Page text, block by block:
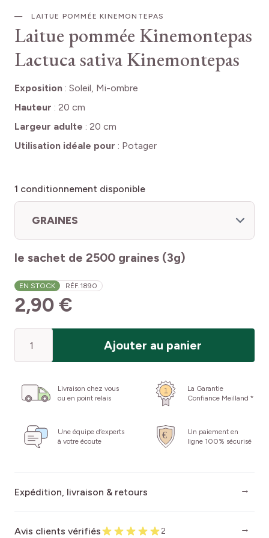
LAITUE POMMÉE KINEMONTEPAS
Laitue pommée Kinemontepas
Lactuca sativa Kinemontepas
Exposition : Soleil, Mi-ombre
Hauteur : 20 cm
Largeur adulte : 20 cm
Utilisation idéale pour : Potager
1 conditionnement disponible
GRAINES
le sachet de 2500 graines (3g)
EN STOCK RÉF.1890
2,90 €
Ajouter au panier
Livraison chez vous
ou en point relais
La Garantie
Confiance Meilland *
Une équipe d’experts
à votre écoute
Un paiement en
ligne 100% sécurisé
Expédition, livraison & retours
Avis clients vérifiés 2